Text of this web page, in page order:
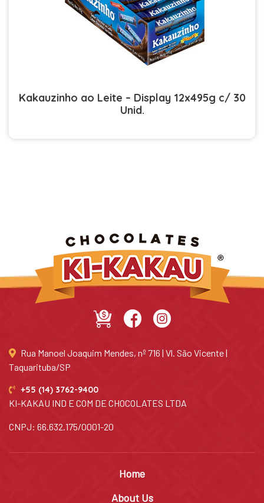
Kakauzinho ao Leite – Display 12x495g c/ 30
Unid.
Rua Manoel Joaquim Mendes, nº 716 | Vl. São Vicente |
Taquarituba/SP
+55 (14) 3762-9400
KI-KAKAU IND E COM DE CHOCOLATES LTDA
CNPJ: 66.632.175/0001-20
Home
About Us